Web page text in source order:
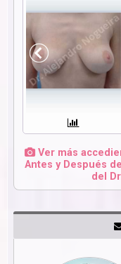
Ver más
Antes y Después
del